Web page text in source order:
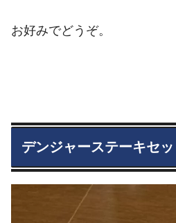
お好みでどうぞ。
デンジャーステーキセ